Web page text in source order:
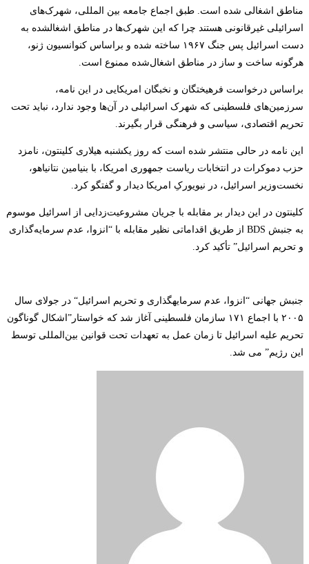
مناطق اشغالی شده است. طبق اجماع جامعه بین المللی، شهرک‌های
اسرائیلی غیرقانونی هستند چرا که این شهرک‌ها در مناطق اشغالشده به
دست اسرائیل پس جنگ ۱۹۶۷ ساخته شده‌ و براساس کنوانسیون ژنو،
هرگونه ساخت و ساز در مناطق اشغال‌شده ممنوع است.
براساس درخواست فرهیختگان و نخبگان امریکایی در این نامه،
سرزمین‌های فلسطینی که شهرک اسرائیلی در آن‌ها وجود ندارد، نباید تحت
تحریم اقتصادی، سیاسی و فرهنگی قرار بگیرند.
این نامه در حالی منتشر شده است که روز یکشنبه هیلاری کلینتون، نامزد
حزب دموکرات در انتخابات ریاست جمهوری امریکا، با بنیامین نتانیاهو،
نخست‌وزیر اسرائیل، در نیویورکِ امریکا دیدار و گفتگو کرد.
کلینتون در این دیدار بر مقابله با جریان مشروعیت‌زدایی از اسرائیل موسوم
به جنبش BDS از طریق اقداماتی نظیر مقابله با “انزوا، عدم سرمایه‌گذاری
و تحریم اسرائیل” تأکید کرد.
جنبش جهانی “ انزوا، عدم سرمایهگذاری و تحریم اسرائیل“ در جولای سال
۲۰۰۵ با اجماع ۱۷۱ سازمان فلسطینی آغاز شد که خواستار”اشکال گوناگون
تحریم علیه اسرائیل تا زمان عمل به تعهدات تحت قوانین بین‌المللی توسط
این رژیم” می شد.